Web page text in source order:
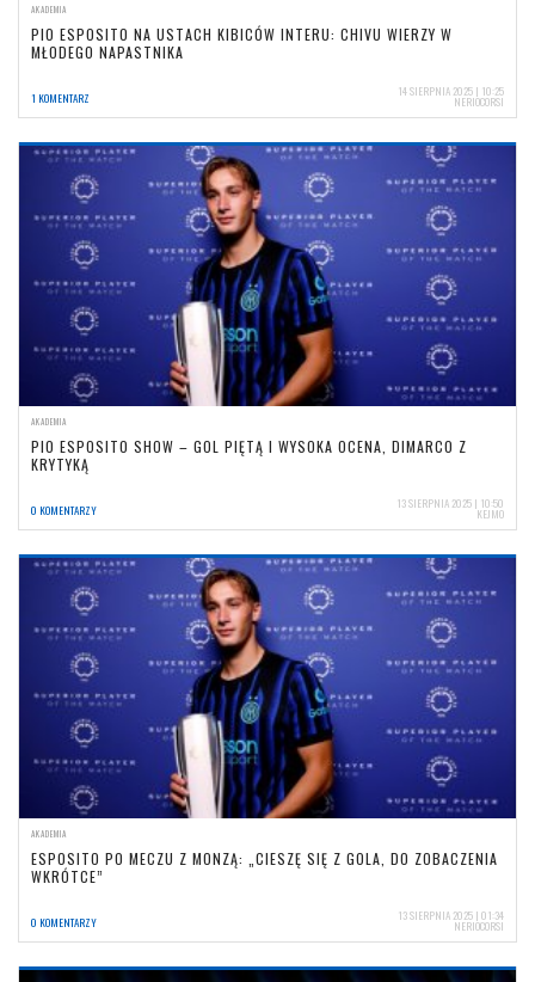
AKADEMIA
PIO ESPOSITO NA USTACH KIBICÓW INTERU: CHIVU WIERZY W
MŁODEGO NAPASTNIKA
1 KOMENTARZ 14 SIERPNIA 2025 | 10:25
NERIOCORSI
AKADEMIA
PIO ESPOSITO SHOW – GOL PIĘTĄ I WYSOKA OCENA, DIMARCO Z
KRYTYKĄ
0 KOMENTARZY 13 SIERPNIA 2025 | 10:50
KEJMO
AKADEMIA
ESPOSITO PO MECZU Z MONZĄ: „CIESZĘ SIĘ Z GOLA, DO ZOBACZENIA
WKRÓTCE”
0 KOMENTARZY 13 SIERPNIA 2025 | 01:34
NERIOCORSI